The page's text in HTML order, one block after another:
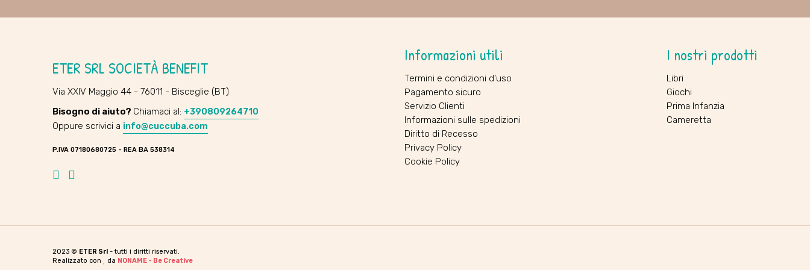
ETER SRL SOCIETÀ BENEFIT
Via XXIV Maggio 44 - 76011 - Bisceglie (BT)
Bisogno di aiuto? Chiamaci al: +390809264710
Oppure scrivici a info@cuccuba.com
P.IVA 07180680725 - REA BA 538314
Facebook
Informazioni utili
Termini e condizioni d'uso
Pagamento sicuro
Servizio Clienti
Informazioni sulle spedizioni
Diritto di Recesso
Privacy Policy
Cookie Policy
I nostri prodotti
Libri
Giochi
Prima Infanzia
Cameretta
2023 © ETER Srl - tutti i diritti riservati.
Realizzato con
da NONAME - Be Creative